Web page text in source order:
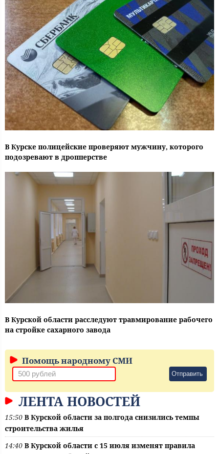
В Курске полицейские проверяют мужчину, которого
подозревают в дропперстве
В Курской области расследуют травмирование рабочего
на стройке сахарного завода
Помощь народному СМИ
Отправить
ЛЕНТА НОВОСТЕЙ
15:50 В Курской области за полгода снизились темпы
строительства жилья
14:40 В Курской области с 15 июля изменят правила